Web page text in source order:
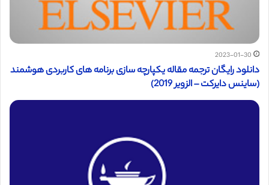
2023-01-30
دانلود رایگان ترجمه مقاله یکپارچه سازی برنامه های کاربردی هوشمند
(ساینس دایرکت – الزویر 2019)